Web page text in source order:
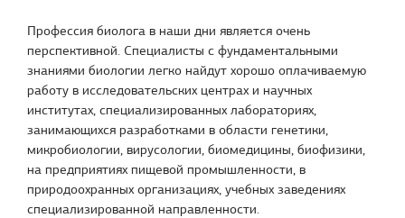
Профессия биолога в наши дни является очень
перспективной. Специалисты с фундаментальными
знаниями биологии легко найдут хорошо оплачиваемую
работу в исследовательских центрах и научных
институтах, специализированных лабораториях,
занимающихся разработками в области генетики,
микробиологии, вирусологии, биомедицины, биофизики,
на предприятиях пищевой промышленности, в
природоохранных организациях, учебных заведениях
специализированной направленности.